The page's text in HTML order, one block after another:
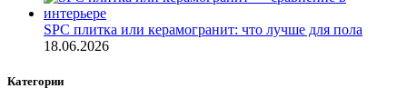
SPC плитка или керамогранит: что лучше для пола
18.06.2026
Категории